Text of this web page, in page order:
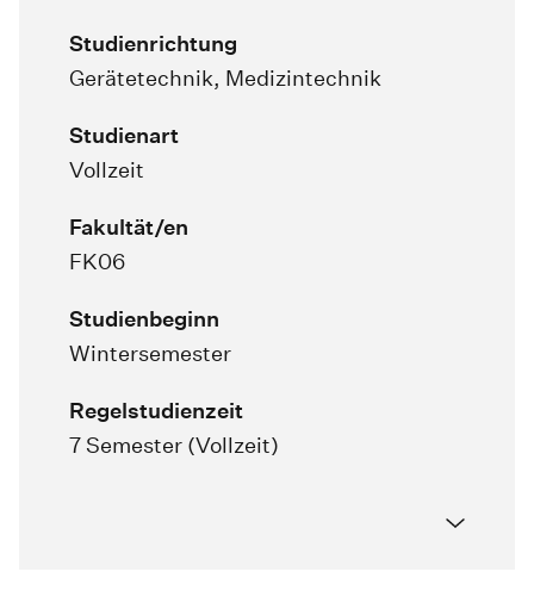
Studienrichtung
Gerätetechnik, Medizintechnik
Studienart
Vollzeit
Fakultät/en
FK06
Studienbeginn
Wintersemester
Regelstudienzeit
7 Semester (Vollzeit)